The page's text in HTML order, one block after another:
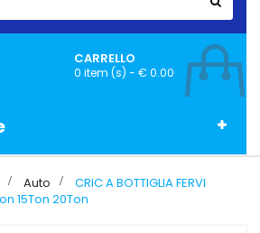
CARRELLO
0 item (s) - € 0.00
> Auto >
CRIC A BOTTIGLIA FERVI
15Ton 20Ton